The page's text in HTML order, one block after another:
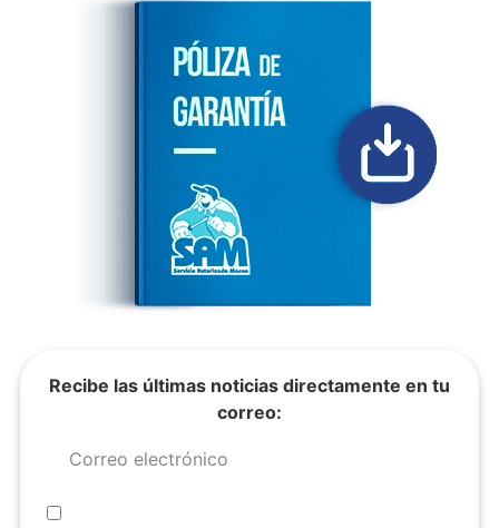
Recibe las últimas noticias directamente en tu
correo: